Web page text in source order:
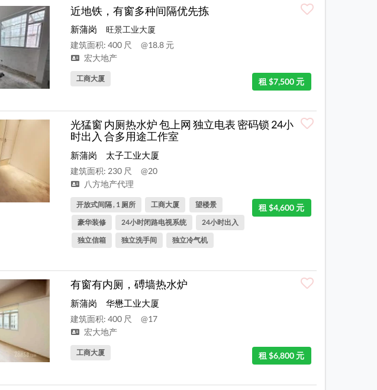
近地铁，有窗多种间隔优先拣
新蒲岗
旺景工业大厦
建筑面积: 400 尺
@18.8 元
宏大地产
租 $7,500 元
工商大厦
光猛窗 内厕热水炉 包上网 独立电表 密码锁 24小
时出入 合多用途工作室
新蒲岗 太子工业大厦
建筑面积: 230 尺
@20
八方地产代理
租 $4,600 元
开放式间隔 , 1 厕所 工商大厦
望楼景
豪华装修
24小时闭路电视系统
24小时出入
独立信箱
独立洗手间 独立冷气机
有窗有内厕，磗墙热水炉
新蒲岗 华懋工业大厦
建筑面积: 400 尺
@17
宏大地产
租 $6,800 元
工商大厦